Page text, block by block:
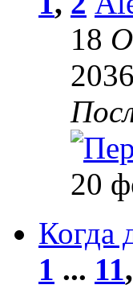
18
2036
20
Когда
1 ... 11,